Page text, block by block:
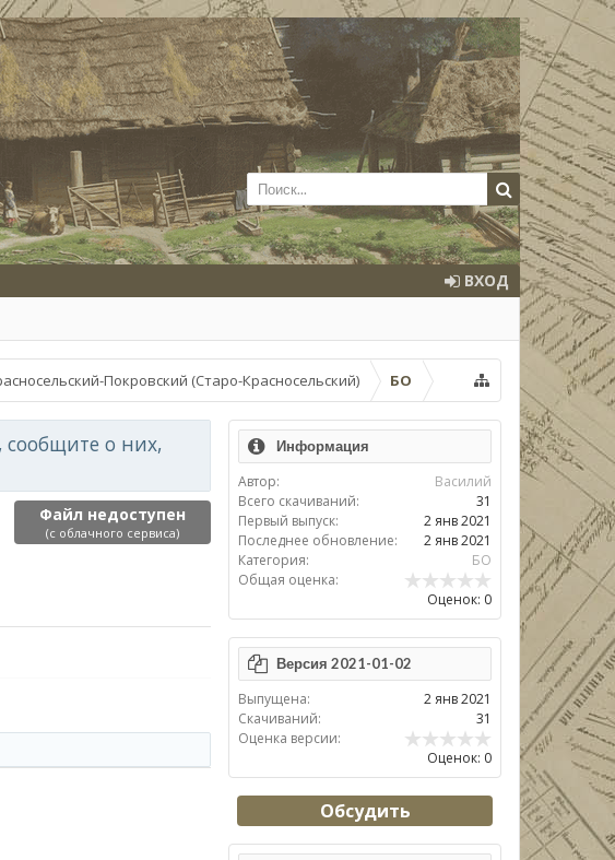
ВХОД
Покровский (Старо-Красносельский) БО
о них,
Файл недоступен
(с облачного сервиса)
Информация
Автор:
Василий
Всего скачиваний:
31
Первый выпуск:
2 янв 2021
Последнее обновление:
2 янв 2021
Категория:
БО
Общая оценка:
Оценок: 0
Версия 2021-01-02
Выпущена:
2 янв 2021
Скачиваний:
31
Оценка версии:
Оценок: 0
Обсудить